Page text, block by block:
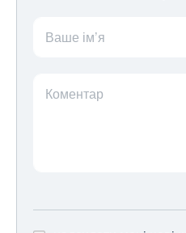
Ваше ім’я
Коментар